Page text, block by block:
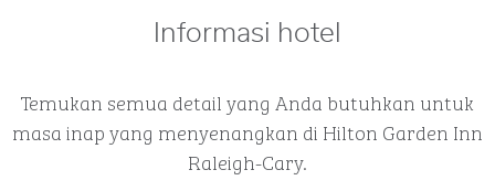
Informasi hotel
Temukan semua detail yang Anda butuhkan untuk
masa inap yang menyenangkan di Hilton Garden Inn
Raleigh-Cary.